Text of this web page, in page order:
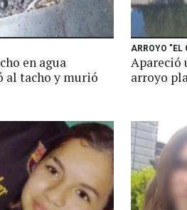
en agua
al tacho y murió
ARROYO "EL
Apareció
arroyo